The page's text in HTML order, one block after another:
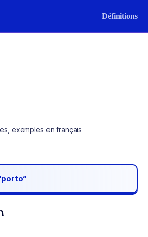
Définitions
exemples en français